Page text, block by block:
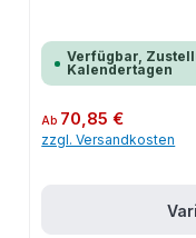
Verfügbar,
Kalendertagen
Regulärer Preis:
Ab 70,85 €
zzgl. Versandkosten